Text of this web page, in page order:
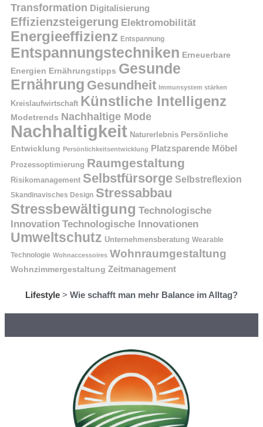
Transformation Digitalisierung
Effizienzsteigerung Elektromobilität
Energieeffizienz Entspannung
Entspannungstechniken Erneuerbare
Energien Ernährungstipps Gesunde
Ernährung Gesundheit Immunsystem stärken
Kreislaufwirtschaft Künstliche Intelligenz
Modetrends Nachhaltige Mode
Nachhaltigkeit Naturerlebnis Persönliche
Entwicklung Persönlichkeitsentwicklung Platzsparende Möbel
Prozessoptimierung Raumgestaltung
Risikomanagement Selbstfürsorge Selbstreflexion
Skandinavisches Design Stressabbau
Stressbewältigung Technologische
Innovation Technologische Innovationen
Umweltschutz Unternehmensberatung Wearable
Technologie Wohnaccessoires Wohnraumgestaltung
Wohnzimmergestaltung Zeitmanagement
Lifestyle > Wie schafft man mehr Balance im Alltag?